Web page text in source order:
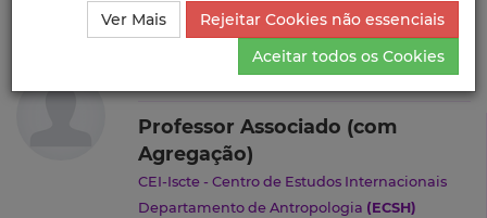
Ciência_Iscte Autores
Manuel João Ramos
Currículo
Manuel João Ramos
Professor Associado (com
Agregação)
CEI-Iscte - Centro de Estudos Internacionais
Departamento de Antropologia (ECSH)
Ver Mais
Rejeitar Cookies não essenciais
Aceitar todos os Cookies